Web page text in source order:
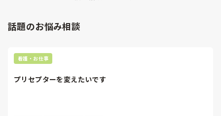
話題のお悩み相談
看護・お仕事
プリセプターを変えたいです